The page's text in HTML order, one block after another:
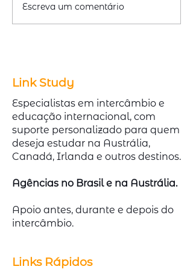
Emitir ou Renovar
Passaporte com
Escreva um comentário
Link Study
Especialistas em intercâmbio e
educação internacional, com
suporte personalizado para quem
deseja estudar na Austrália,
Canadá, Irlanda e outros destinos.
Agências no Brasil e na Austrália.
Apoio antes, durante e depois do
intercâmbio.
Links Rápidos